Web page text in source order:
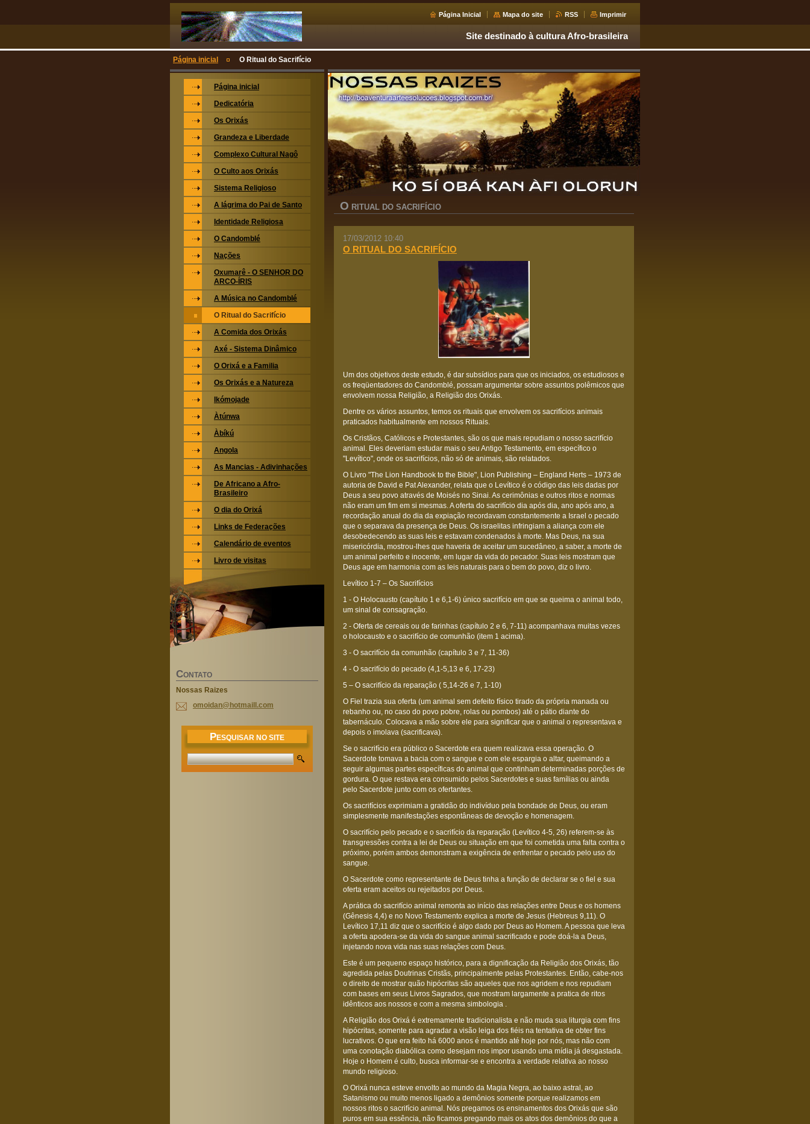
Página Inicial Mapa do site RSS Imprimir
Site destinado à cultura Afro-brasileira
Página inicial O Ritual do Sacrifício
O RITUAL DO SACRIFÍCIO
17/03/2012 10:40
O RITUAL DO SACRIFÍCIO
Um dos objetivos deste estudo, é dar subsídios para que os iniciados, os estudiosos e
os freqüentadores do Candomblé, possam argumentar sobre assuntos polêmicos que
envolvem nossa Religião, a Religião dos Orixás.
Dentre os vários assuntos, temos os rituais que envolvem os sacrifícios animais
praticados habitualmente em nossos Rituais.
Os Cristãos, Católicos e Protestantes, são os que mais repudiam o nosso sacrifício
animal. Eles deveriam estudar mais o seu Antigo Testamento, em específico o
"Levítico", onde os sacrifícios, não só de animais, são relatados.
O Livro "The Lion Handbook to the Bible", Lion Publishing – England Herts – 1973 de
autoria de David e Pat Alexander, relata que o Levítico é o código das leis dadas por
Deus a seu povo através de Moisés no Sinai. As cerimônias e outros ritos e normas
não eram um fim em si mesmas. A oferta do sacrifício dia após dia, ano após ano, a
recordação anual do dia da expiação recordavam constantemente a Israel o pecado
que o separava da presença de Deus. Os israelitas infringiam a aliança com ele
desobedecendo as suas leis e estavam condenados à morte. Mas Deus, na sua
misericórdia, mostrou-lhes que haveria de aceitar um sucedâneo, a saber, a morte de
um animal perfeito e inocente, em lugar da vida do pecador. Suas leis mostram que
Deus age em harmonia com as leis naturais para o bem do povo, diz o livro.
Levítico 1-7 – Os Sacrifícios
1 - O Holocausto (capítulo 1 e 6,1-6) único sacrifício em que se queima o animal todo,
um sinal de consagração.
2 - Oferta de cereais ou de farinhas (capítulo 2 e 6, 7-11) acompanhava muitas vezes
o holocausto e o sacrifício de comunhão (item 1 acima).
3 - O sacrifício da comunhão (capítulo 3 e 7, 11-36)
4 - O sacrifício do pecado (4,1-5,13 e 6, 17-23)
5 – O sacrifício da reparação ( 5,14-26 e 7, 1-10)
O Fiel trazia sua oferta (um animal sem defeito físico tirado da própria manada ou
rebanho ou, no caso do povo pobre, rolas ou pombos) até o pátio diante do
tabernáculo. Colocava a mão sobre ele para significar que o animal o representava e
depois o imolava (sacrificava).
Se o sacrifício era público o Sacerdote era quem realizava essa operação. O
Sacerdote tomava a bacia com o sangue e com ele espargia o altar, queimando a
seguir algumas partes específicas do animal que continham determinadas porções de
gordura. O que restava era consumido pelos Sacerdotes e suas famílias ou ainda
pelo Sacerdote junto com os ofertantes.
Os sacrifícios exprimiam a gratidão do indivíduo pela bondade de Deus, ou eram
simplesmente manifestações espontâneas de devoção e homenagem.
O sacrifício pelo pecado e o sacrifício da reparação (Levítico 4-5, 26) referem-se às
transgressões contra a lei de Deus ou situação em que foi cometida uma falta contra o
próximo, porém ambos demonstram a exigência de enfrentar o pecado pelo uso do
sangue.
O Sacerdote como representante de Deus tinha a função de declarar se o fiel e sua
oferta eram aceitos ou rejeitados por Deus.
A prática do sacrifício animal remonta ao início das relações entre Deus e os homens
(Gênesis 4,4) e no Novo Testamento explica a morte de Jesus (Hebreus 9,11). O
Levítico 17,11 diz que o sacrifício é algo dado por Deus ao Homem. A pessoa que leva
a oferta apodera-se da vida do sangue animal sacrificado e pode doá-la a Deus,
injetando nova vida nas suas relações com Deus.
Este é um pequeno espaço histórico, para a dignificação da Religião dos Orixás, tão
agredida pelas Doutrinas Cristãs, principalmente pelas Protestantes. Então, cabe-nos
o direito de mostrar quão hipócritas são aqueles que nos agridem e nos repudiam
com bases em seus Livros Sagrados, que mostram largamente a pratica de ritos
idênticos aos nossos e com a mesma simbologia .
A Religião dos Orixá é extremamente tradicionalista e não muda sua liturgia com fins
hipócritas, somente para agradar a visão leiga dos fiéis na tentativa de obter fins
lucrativos. O que era feito há 6000 anos é mantido até hoje por nós, mas não com
uma conotação diabólica como desejam nos impor usando uma mídia já desgastada.
Hoje o Homem é culto, busca informar-se e encontra a verdade relativa ao nosso
mundo religioso.
O Orixá nunca esteve envolto ao mundo da Magia Negra, ao baixo astral, ao
Satanismo ou muito menos ligado a demônios somente porque realizamos em
nossos ritos o sacrifício animal. Nós pregamos os ensinamentos dos Orixás que são
puros em sua essência, não ficamos pregando mais os atos dos demônios do que a
Página inicial
Dedicatória
Os Orixás
Grandeza e Liberdade
Complexo Cultural Nagô
O Culto aos Orixás
Sistema Religioso
A lágrima do Pai de Santo
Identidade Religiosa
O Candomblé
Nações
Oxumarê - O SENHOR DO
ARCO-ÍRIS
A Música no Candomblé
O Ritual do Sacrifício
A Comida dos Orixás
Axé - Sistema Dinâmico
O Orixá e a Familia
Os Orixás e a Natureza
Ikómojade
Àtúnwa
Àbíkú
Angola
As Mancias - Adivinhações
De Africano a Afro-
Brasileiro
O dia do Orixá
Links de Federações
Calendário de eventos
Livro de visitas
CONTATO
Nossas Raizes
omoidan@ hotmaill .com
PESQUISAR NO SITE